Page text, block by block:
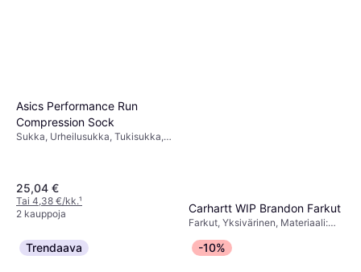
Asics Performance Run
Compression Sock
Sukka, Urheilusukka, Tukisukka,
Elastaani/Lycra/Spandex,
Polyamidi, Puristava
25,04 €
Tai 4,38 €/kk.¹
2 kauppoja
Carhartt WIP Brandon Farkut
Farkut, Yksivärinen, Materiaali:
Hengittävä, Kestävä, Korkea
6 kauppoja
Trendaava -10%